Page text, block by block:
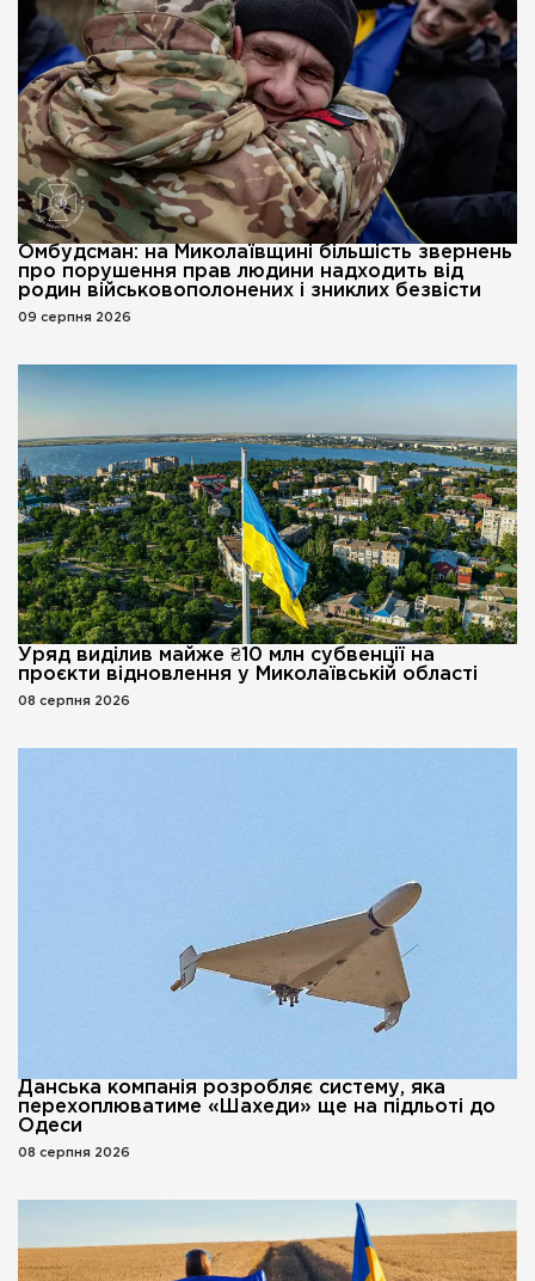
Омбудсман: на Миколаївщині більшість звернень
про порушення прав людини надходить від
родин військовополонених і зниклих безвісти
09 серпня 2026
Уряд виділив майже ₴10 млн субвенції на
проєкти відновлення у Миколаївській області
08 серпня 2026
Данська компанія розробляє систему, яка
перехоплюватиме «Шахеди» ще на підльоті до
Одеси
08 серпня 2026